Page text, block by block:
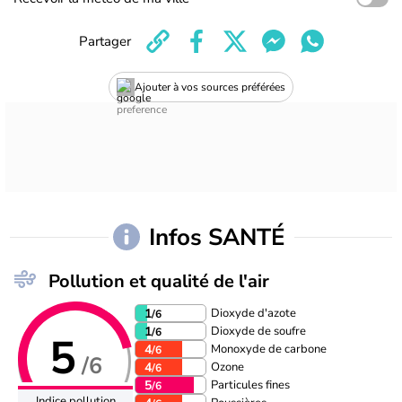
Ajouter à vos sources préférées
Partager
Infos SANTÉ
Pollution et qualité de l'air
5 /6
1/6 Dioxyde d'azote
1/6 Dioxyde de soufre
4/6 Monoxyde de carbone
4/6 Ozone
5/6 Particules fines